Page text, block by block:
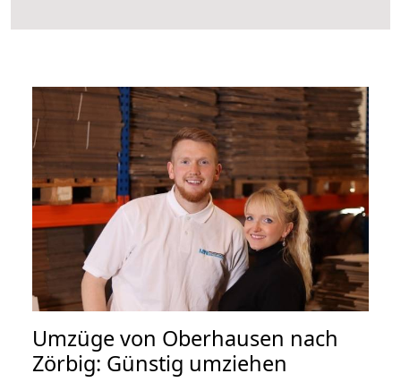
Umzüge von Oberhausen nach
Zörbig: Günstig umziehen